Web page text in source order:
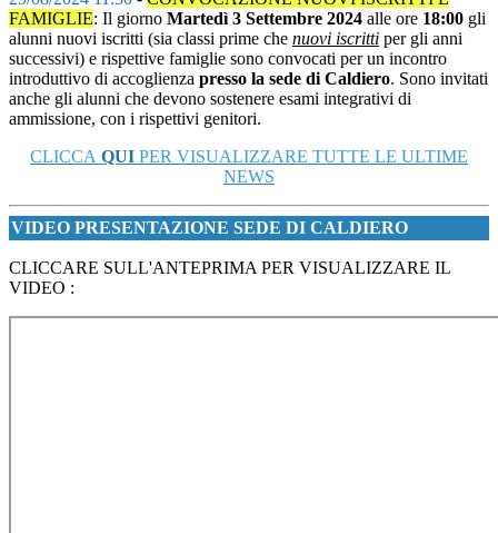
FAMIGLIE: Il giorno Martedì 3 Settembre 2024 alle ore 18:00 gli
alunni nuovi iscritti (sia classi prime che nuovi iscritti per gli anni
successivi) e rispettive famiglie sono convocati per un incontro
introduttivo di accoglienza presso la sede di Caldiero. Sono invitati
anche gli alunni che devono sostenere esami integrativi di
ammissione, con i rispettivi genitori.
CLICCA QUI PER VISUALIZZARE TUTTE LE ULTIME
NEWS
VIDEO PRESENTAZIONE SEDE DI CALDIERO
CLICCARE SULL'ANTEPRIMA PER VISUALIZZARE IL
VIDEO :